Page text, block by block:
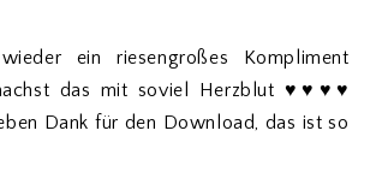
ein riesengroßes Kompliment
das mit soviel Herzblut ♥♥♥♥
Dank für den Download, das ist so